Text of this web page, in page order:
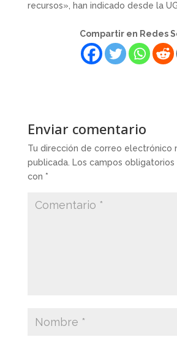
recursos», han indicado desde la
Compartir en Redes
Enviar comentario
Tu dirección de correo electrónico
publicada. Los campos
con *